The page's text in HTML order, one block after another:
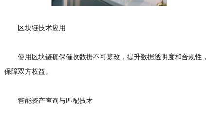
区块链技术应用
使用区块链确保催收数据不可篡改，提升数据透明度和合规性，
保障双方权益。
智能资产查询与匹配技术